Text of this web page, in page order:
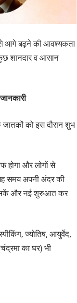
से आगे बढ़ने की आवश्यकता
शानदार व आसान
को इस दौरान शुभ
होगा और लोगों से
समय अपनी अंदर की
सकें और नई शुरुआत कर
ज्योतिष, आयुर्वेद,
का घर) भी